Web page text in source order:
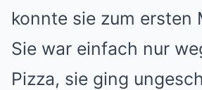
konnte sie zum ersten
Sie war einfach nur
Pizza, sie ging